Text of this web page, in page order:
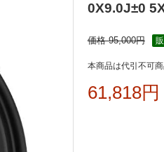
0X9.0J±0
価格 95,000円
本商品は代引不可
61,818円